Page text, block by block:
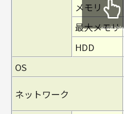
メモリ
最大メモリ
HDD
OS
ネットワーク
scrollable